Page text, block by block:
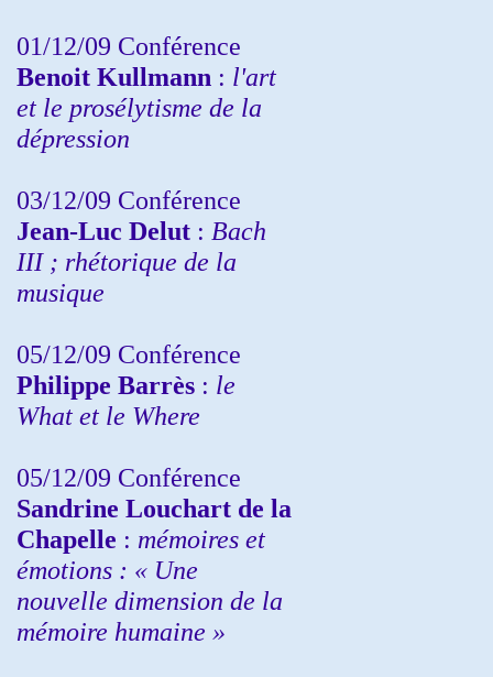
01/12/09 Conférence
Benoit Kullmann : l'art
et le prosélytisme de la
dépression
03/12/09 Conférence
Jean-Luc Delut : Bach
III ; rhétorique de la
musique
05/12/09 Conférence
Philippe Barrès : le
What et le Where
05/12/09 Conférence
Sandrine Louchart de la
Chapelle : mémoires et
émotions : « Une
nouvelle dimension de la
mémoire humaine »